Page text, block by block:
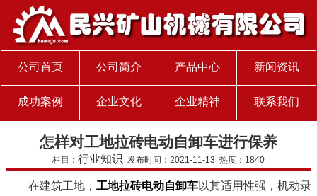
公司首页 公司简介 产品中心 新闻资讯
成功案例 企业文化 企业精神 联系我们
怎样对工地拉砖电动自卸车进行保养
栏目： 行业知识 发布时间：2021-11-13 热度：1840
在建筑工地， 工地拉砖电动自卸车以其适用性强，机动录